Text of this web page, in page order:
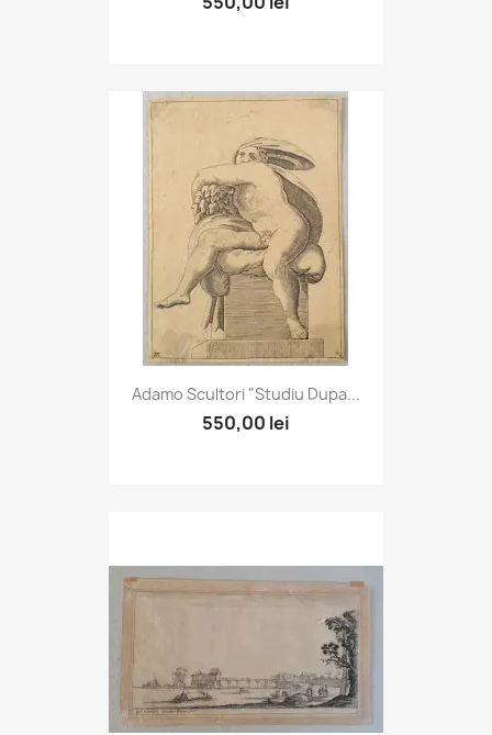
Adamo Scultori "Studiu Dupa...
550,00 lei